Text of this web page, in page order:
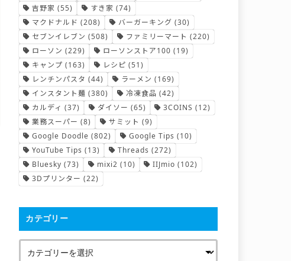
吉野家 (55) すき家 (74)
マクドナルド (208) バーガーキング (30)
セブンイレブン (508) ファミリーマート (220)
ローソン (229) ローソンストア100 (19)
キャンプ (163) レシピ (51)
レンチンパスタ (44) ラーメン (169)
インスタント麺 (380) 冷凍食品 (42)
カルディ (37) ダイソー (65) 3COINS (12)
業務スーパー (8) サミット (9)
Google Doodle (802) Google Tips (10)
YouTube Tips (13) Threads (272)
Bluesky (73) mixi2 (10) IIJmio (102)
3Dプリンター (22)
カテゴリー